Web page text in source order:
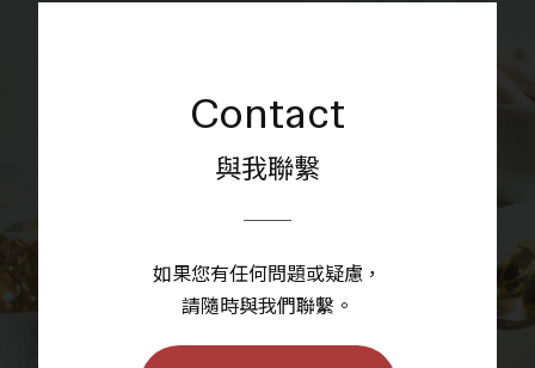
Contact
與我聯繫
如果您有任何問題或疑慮，
請隨時與我們聯繫。